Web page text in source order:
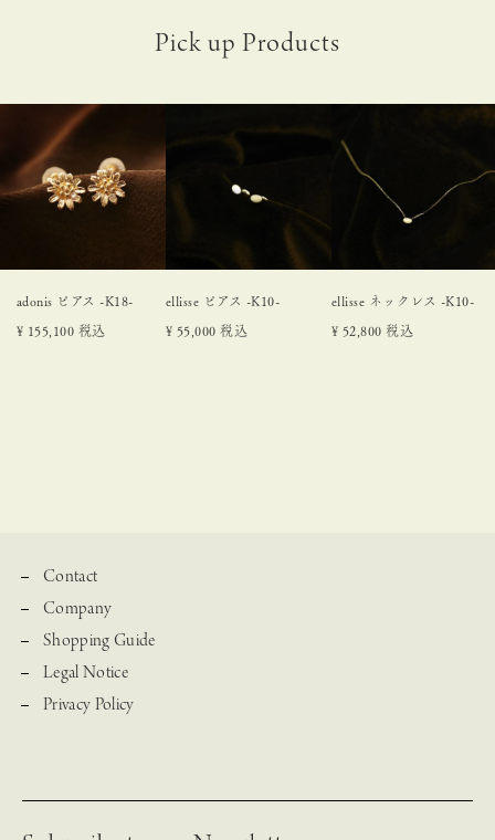
adonis ピアス -K18-
¥ 155,100 税込
ellisse ピアス -K10-
¥ 55,000 税込
ellisse ネックレス -K10-
¥ 52,800 税込
Contact
Company
Shopping Guide
Legal Notice
Privacy Policy